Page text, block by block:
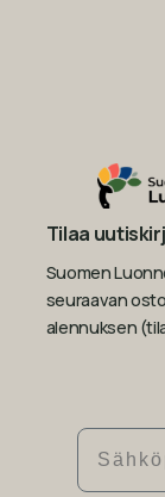
Tilaa
Suomen
seuraavan
alennuksen